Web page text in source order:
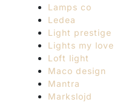
Lamps co
Ledea
Light prestige
Lights my love
Loft light
Maco design
Mantra
Markslojd